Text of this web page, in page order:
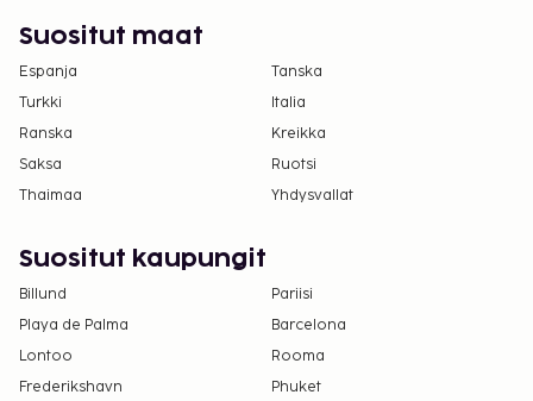
saattavat muuttua.
Kansallisten määräysten vuoksi käteismaksut
eivät voi ylittää 1000 EUR:n suuruista summaa
tässä majoituspaikassa. Saat lisätietoja asiasta
ottamalla yhteyttä majoituspaikkaan
varausvahvistuksessa olevien tietojen avulla.
majoittua ilmaiseksi, kun hän käyttää
vanhemman tai huoltajan huoneessa olevia
sänkyjä.
Vain sisäänkirjautuneet asiakkaat saavat
oleskella huoneissa.
Majoituspaikassa on tarjolla
Suositut maat
Espanja
Tanska
Turkki
Italia
Ranska
Kreikka
Saksa
Ruotsi
Thaimaa
Yhdysvallat
Suositut kaupungit
Billund
Pariisi
Playa de Palma
Barcelona
Lontoo
Rooma
Frederikshavn
Phuket